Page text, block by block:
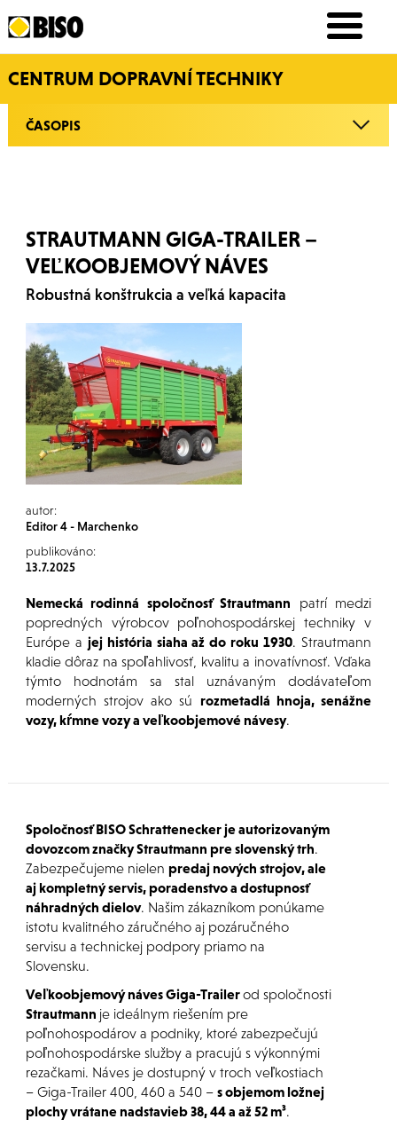
CENTRUM DOPRAVNÍ TECHNIKY
ČASOPIS
STRAUTMANN GIGA-TRAILER –
VEĽKOOBJEMOVÝ NÁVES
Robustná konštrukcia a veľká kapacita
autor:
Editor 4 - Marchenko
publikováno:
13.7.2025
Nemecká rodinná spoločnosť Strautmann patrí medzi
popredných výrobcov poľnohospodárskej techniky v
Európe a jej história siaha až do roku 1930. Strautmann
kladie dôraz na spoľahlivosť, kvalitu a inovatívnosť. Vďaka
týmto hodnotám sa stal uznávaným dodávateľom
moderných strojov ako sú rozmetadlá hnoja, senážne
vozy, kŕmne vozy a veľkoobjemové návesy.
Spoločnosť BISO Schrattenecker je autorizovaným
dovozcom značky Strautmann pre slovenský trh.
Zabezpečujeme nielen predaj nových strojov, ale
aj kompletný servis, poradenstvo a dostupnosť
náhradných dielov. Našim zákazníkom ponúkame
istotu kvalitného záručného aj pozáručného
servisu a technickej podpory priamo na
Slovensku.
Veľkoobjemový náves Giga-Trailerod spoločnosti
Strautmann je ideálnym riešením pre
poľnohospodárov a podniky, ktoré zabezpečujú
poľnohospodárske služby a pracujú s výkonnými
rezačkami. Náves je dostupný v troch veľkostiach
– Giga-Trailer 400, 460 a 540 – s objemom ložnej
plochy vrátane nadstavieb 38, 44 a až 52 m³.